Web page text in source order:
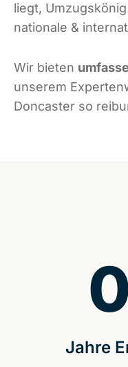
liegt,
nationale &
Wir bieten
unserem
Doncaster so
Jahre
0